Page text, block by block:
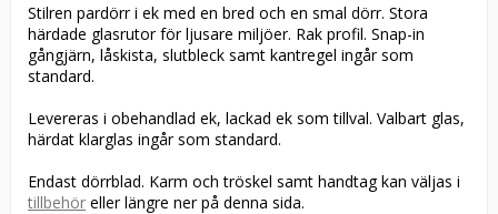
Stilren pardörr i ek med en bred och en smal dörr. Stora
härdade glasrutor för ljusare miljöer. Rak profil. Snap-in
gångjärn, låskista, slutbleck samt kantregel ingår som
standard.
Levereras i obehandlad ek, lackad ek som tillval. Valbart glas,
härdat klarglas ingår som standard.
Endast dörrblad. Karm och tröskel samt handtag kan väljas i
tillbehör eller längre ner på denna sida.